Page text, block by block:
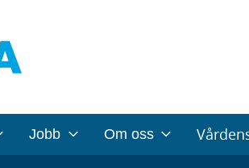
Jobb Om oss